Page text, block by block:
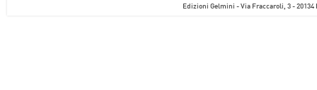
Edizioni Gelmini - Via Fraccaroli, 3 - 20134